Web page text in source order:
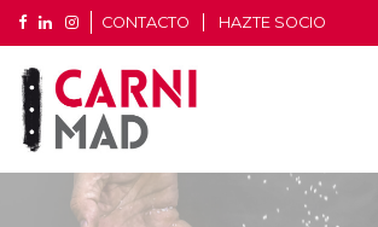
CONTACTO HAZTE SOCIO